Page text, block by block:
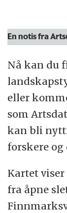
En notis fra
Nå kan du
eller
som
kan bli
forskere
Kartet
fra åpne